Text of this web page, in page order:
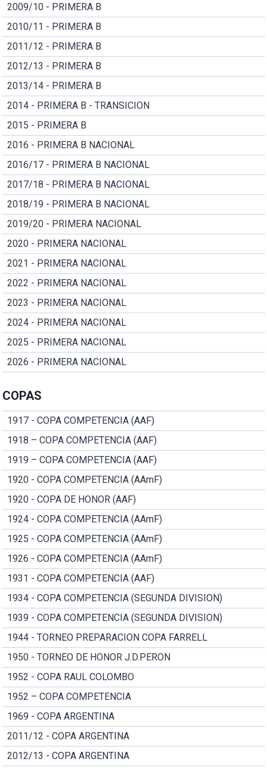
2009/10 - PRIMERA B
2010/11 - PRIMERA B
2011/12 - PRIMERA B
2012/13 - PRIMERA B
2013/14 - PRIMERA B
2014 - PRIMERA B - TRANSICION
2015 - PRIMERA B
2016 - PRIMERA B NACIONAL
2016/17 - PRIMERA B NACIONAL
2017/18 - PRIMERA B NACIONAL
2018/19 - PRIMERA B NACIONAL
2019/20 - PRIMERA NACIONAL
2020 - PRIMERA NACIONAL
2021 - PRIMERA NACIONAL
2022 - PRIMERA NACIONAL
2023 - PRIMERA NACIONAL
2024 - PRIMERA NACIONAL
2025 - PRIMERA NACIONAL
2026 - PRIMERA NACIONAL
COPAS
1917 - COPA COMPETENCIA (AAF)
1918 – COPA COMPETENCIA (AAF)
1919 – COPA COMPETENCIA (AAF)
1920 - COPA COMPETENCIA (AAmF)
1920 - COPA DE HONOR (AAF)
1924 - COPA COMPETENCIA (AAmF)
1925 - COPA COMPETENCIA (AAmF)
1926 - COPA COMPETENCIA (AAmF)
1931 - COPA COMPETENCIA (AAF)
1934 - COPA COMPETENCIA (SEGUNDA DIVISION)
1939 - COPA COMPETENCIA (SEGUNDA DIVISION)
1944 - TORNEO PREPARACION COPA FARRELL
1950 - TORNEO DE HONOR J.D.PERON
1952 - COPA RAUL COLOMBO
1952 – COPA COMPETENCIA
1969 - COPA ARGENTINA
2011/12 - COPA ARGENTINA
2012/13 - COPA ARGENTINA